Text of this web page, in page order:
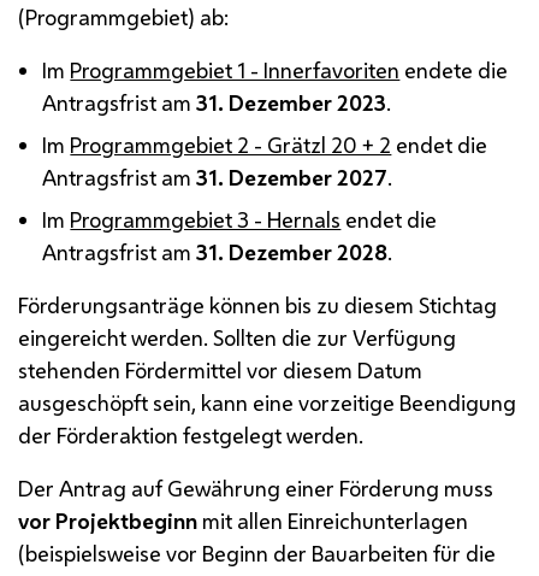
(Programmgebiet) ab:
Im Programmgebiet 1 - Innerfavoriten endete die
Antragsfrist am31. Dezember 2023.
Im Programmgebiet 2 - Grätzl 20 + 2 endet die
Antragsfrist am31. Dezember 2027.
Im Programmgebiet 3 - Hernals endet die
Antragsfrist am31. Dezember 2028.
Förderungsanträge können bis zu diesem Stichtag
eingereicht werden. Sollten die zur Verfügung
stehenden Fördermittel vor diesem Datum
ausgeschöpft sein, kann eine vorzeitige Beendigung
der Förderaktion festgelegt werden.
Der Antrag auf Gewährung einer Förderung muss
vor Projektbeginn mit allen Einreichunterlagen
(beispielsweise vor Beginn der Bauarbeiten für die